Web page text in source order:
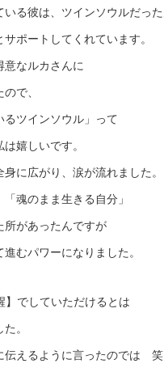
る彼は、ツインソウルだった
ポートしてくれています。
意なルカさんに
で、
ツインソウル」って
嬉しいです。
に広がり、涙が流れました。
魂のまま生きる自分」
所があったんですが
むパワーになりました。
】でしていただけるとは
。
伝えるように言ったのでは 笑